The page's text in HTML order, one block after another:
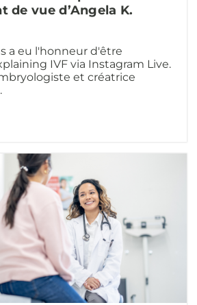
de vue d’Angela K.
a eu l'honneur d'être
IVF via Instagram Live.
et créatrice